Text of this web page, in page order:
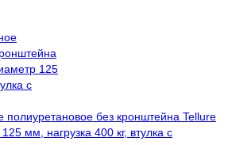
полиуретановое без кронштейна Tellure
мм, нагрузка 400 кг, втулка с